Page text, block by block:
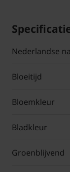
Nederlandse
Bloeitijd
Bloemkleur
Bladkleur
Groenblijvend